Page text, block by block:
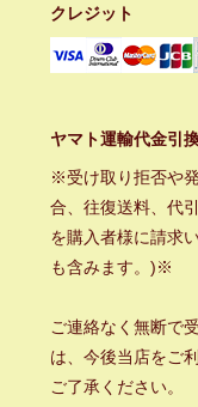
クレジット
ヤマト運輸代金引
※受け取り拒否や
合、往復送料、代
を購入者様に請求
も含みます。)※
ご連絡なく無断で
は、今後当店をご
ご了承ください。